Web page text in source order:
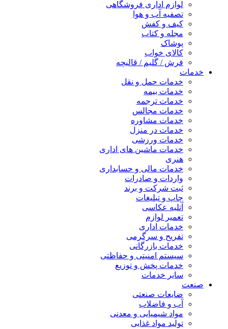
لوازم اداری فروشگاهی
تصفیه آب و هوا
کیف و کفش
مجله و کتاب
پوشاک
کالای خواب
فرش / گلیم / قالیچه
خدمات
خدمات حمل و نقل
خدمات بیمه
خدمات ترجمه
خدمات مجالس
خدمات مشاوره
خدمات در منزل
خدمات ورزشی
خدمات ماشین های اداری
هنری
خدمات مالی و حسابداری
واردات و صادرات
ثبت شرکت و برند
چاپ و تبلیغات
آتلیه عکاسی
تعمیر لوازم
خدمات اداری
تفریح و سرگرمی
خدمات بازرگانی
سیستم امنیتی و حفاظتی
خدمات پخش و توزیع
سایر خدمات
صنعت
ضایعات صنعتی
آب و فاضلاب
مواد شیمیایی و معدنی
تولید مواد غذایی